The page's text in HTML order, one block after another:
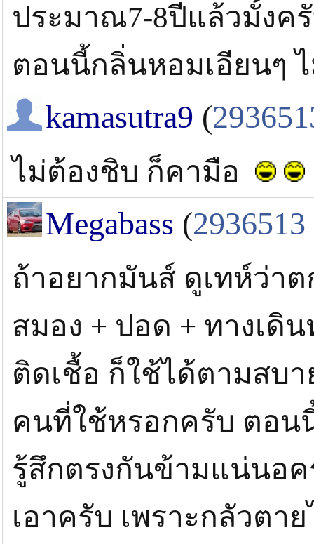
ประมาณ7-8ปีแล้วมั้งค
ตอนนี้กลิ่นหอมเอียนๆ
kamasutra9 (
ไม่ต้องชิบ ก็คามือ
Megabass (2936513
ถ้าอยากมันส์ ดูเทห์ว่าต
สมอง + ปอด + ทางเดิ
ติดเชื้อ ก็ใช้ได้ตามสบ
คนที่ใช้หรอกครับ ตอน
รู้สึกตรงกันข้ามแน่นอ
เอาครับ เพราะกลัวตา